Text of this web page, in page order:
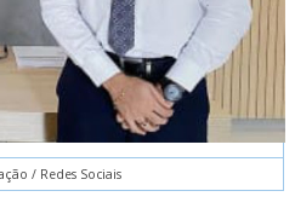
/ Redes Sociais